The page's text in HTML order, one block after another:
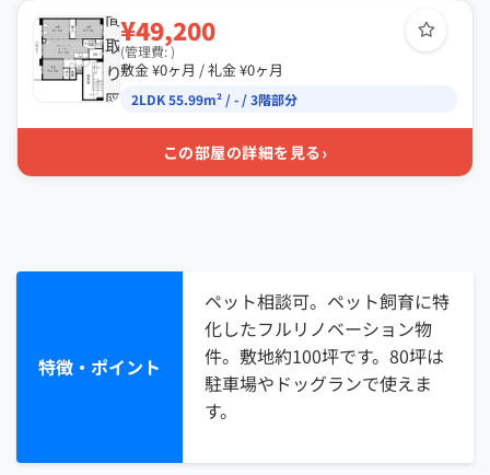
特徴・ポイント
ペット相談可。ペット飼育に特
化したフルリノベーション物
件。敷地約100坪です。80坪は
駐車場やドッグランで使えま
す。
間
取
り
図
¥49,200
(管理費: )
敷金 ¥0ヶ月 / 礼金 ¥0ヶ月
2LDK 55.99m² / - / 3階部分
この部屋の詳細を見る›